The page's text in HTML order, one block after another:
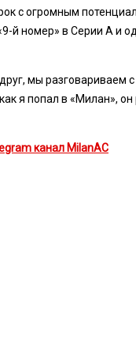
с огромным
й номер» в Серии А и
мы разговариваем
я попал в «Милан»,
канал MilanAC